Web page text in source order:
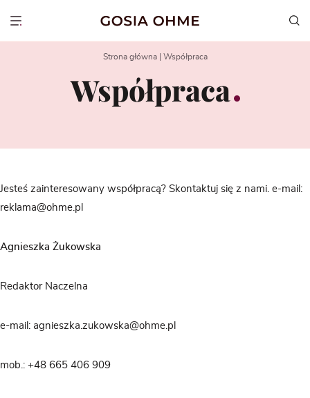
Show menu
Strona główna| Współpraca
Współpraca
Jesteś zainteresowany współpracą? Skontaktuj się z nami. e-mail:
reklama@ohme.pl
Agnieszka Żukowska
Redaktor Naczelna
e-mail: agnieszka.zukowska@ohme.pl
mob.: +48 665 406 909